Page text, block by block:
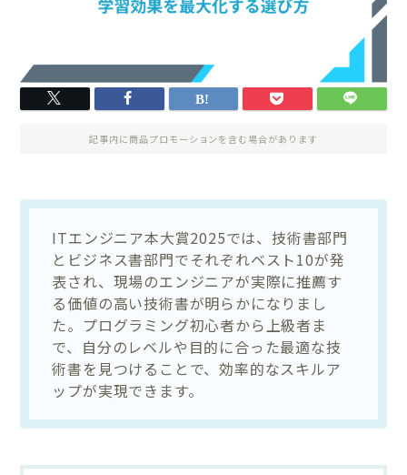
記事内に商品プロモーションを含む場合があります
ITエンジニア本大賞2025では、技術書部門
とビジネス書部門でそれぞれベスト10が発
表され、現場のエンジニアが実際に推薦す
る価値の高い技術書が明らかになりまし
た。プログラミング初心者から上級者ま
で、自分のレベルや目的に合った最適な技
術書を見つけることで、効率的なスキルア
ップが実現できます。